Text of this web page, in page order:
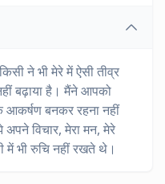
ने भी मेरे में ऐसी तीव्र
बढ़ाया है। मैंने आपको
आकर्षण बनकर रहना नहीं
विचार, मेरा मन, मेरे
भी रुचि नहीं रखते थे।